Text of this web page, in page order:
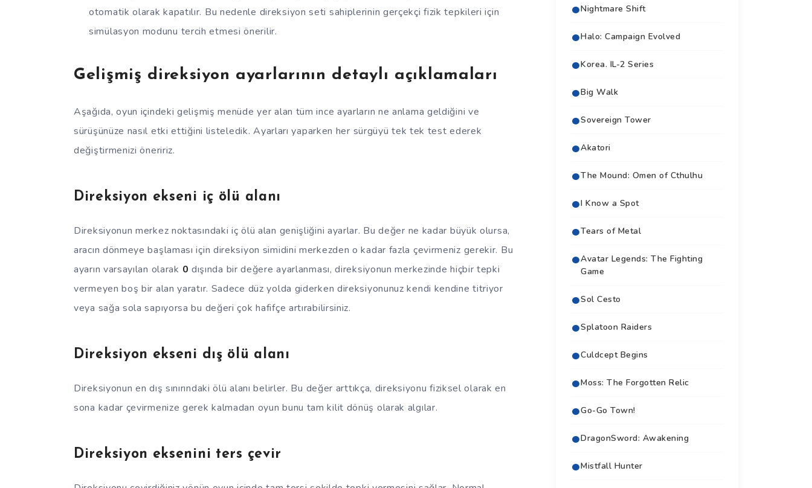
otomatik olarak kapatılır. Bu nedenle direksiyon seti sahiplerinin gerçekçi fizik tepkileri için
simülasyon modunu tercih etmesi önerilir.
Gelişmiş direksiyon ayarlarının detaylı açıklamaları
Aşağıda, oyun içindeki gelişmiş menüde yer alan tüm ince ayarların ne anlama geldiğini ve
sürüşünüze nasıl etki ettiğini listeledik. Ayarları yaparken her sürgüyü tek tek test ederek
değiştirmenizi öneririz.
Direksiyon ekseni iç ölü alanı
Direksiyonun merkez noktasındaki iç ölü alan genişliğini ayarlar. Bu değer ne kadar büyük olursa,
aracın dönmeye başlaması için direksiyon simidini merkezden o kadar fazla çevirmeniz gerekir. Bu
ayarın varsayılan olarak 0 dışında bir değere ayarlanması, direksiyonun merkezinde hiçbir tepki
vermeyen boş bir alan yaratır. Sadece düz yolda giderken direksiyonunuz kendi kendine titriyor
veya sağa sola sapıyorsa bu değeri çok hafifçe artırabilirsiniz.
Direksiyon ekseni dış ölü alanı
Direksiyonun en dış sınırındaki ölü alanı belirler. Bu değer arttıkça, direksiyonu fiziksel olarak en
sona kadar çevirmenize gerek kalmadan oyun bunu tam kilit dönüş olarak algılar.
Direksiyon eksenini ters çevir
Nightmare Shift
Halo: Campaign Evolved
Korea. IL-2 Series
Big Walk
Sovereign Tower
Akatori
The Mound: Omen of Cthulhu
I Know a Spot
Tears of Metal
Avatar Legends: The Fighting
Game
Sol Cesto
Splatoon Raiders
Culdcept Begins
Moss: The Forgotten Relic
Go-Go Town!
DragonSword: Awakening
Mistfall Hunter